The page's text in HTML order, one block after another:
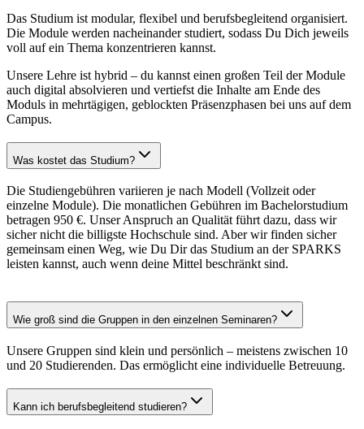
Das Studium ist modular, flexibel und berufsbegleitend organisiert.
Die Module werden nacheinander studiert, sodass Du Dich jeweils
voll auf ein Thema konzentrieren kannst.
Unsere Lehre ist hybrid – du kannst einen großen Teil der Module
auch digital absolvieren und vertiefst die Inhalte am Ende des
Moduls in mehrtägigen, geblockten Präsenzphasen bei uns auf dem
Campus.
Was kostet das Studium?
Die Studiengebühren variieren je nach Modell (Vollzeit oder
einzelne Module). Die monatlichen Gebühren im Bachelorstudium
betragen 950 €. Unser Anspruch an Qualität führt dazu, dass wir
sicher nicht die billigste Hochschule sind. Aber wir finden sicher
gemeinsam einen Weg, wie Du Dir das Studium an der SPARKS
leisten kannst, auch wenn deine Mittel beschränkt sind.
Wie groß sind die Gruppen in den einzelnen Seminaren?
Unsere Gruppen sind klein und persönlich – meistens zwischen 10
und 20 Studierenden. Das ermöglicht eine individuelle Betreuung.
Kann ich berufsbegleitend studieren?